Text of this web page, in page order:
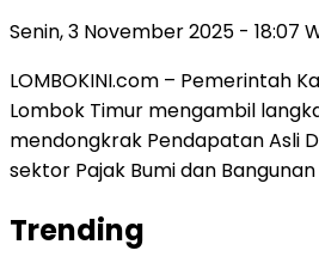
Senin, 3 November 2025 - 18:07
LOMBOKINI.com – Pemerintah
Lombok Timur mengambil
mendongkrak Pendapatan Asli
sektor Pajak Bumi dan
Trending